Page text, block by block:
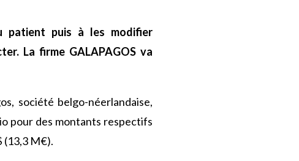
patient puis à les modifier
La firme GALAPAGOS va
société belgo-néerlandaise,
pour des montants respectifs
(13,3 M€).